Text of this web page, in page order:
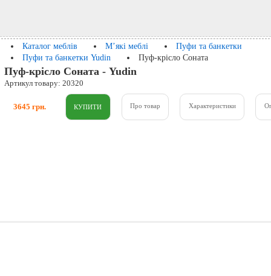
Каталог меблів М’які меблі
Пуфи та банкетки
Пуфи та банкетки Yudin
Пуф-крісло Соната
Пуф-крісло Соната - Yudin
Артикул товару: 20320
3645 грн. Про товар Характеристики